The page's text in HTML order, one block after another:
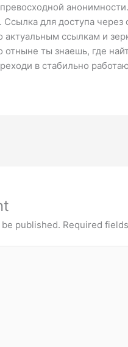
для доступа
ссылкам и
отныне ты знаешь, где
в стабильно
published. Required